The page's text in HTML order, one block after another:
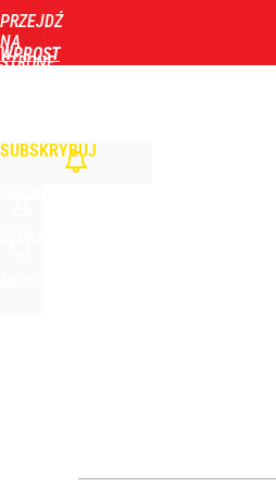
PRZEJDŹ
NA
STRONĘ
WPROST
SUBSKRYBUJ
dodaj